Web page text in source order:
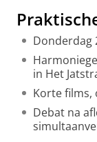
Donderdag
in Het
Korte films,
Debat na